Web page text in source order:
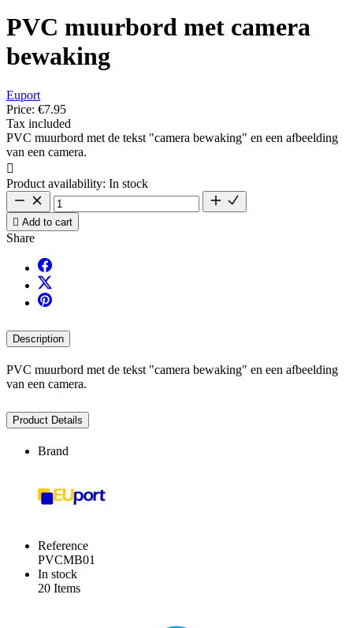
PVC muurbord met camera
bewaking
Euport
Price: €7.95
Tax included
PVC muurbord met de tekst "camera bewaking" en een afbeelding
van een camera.

Product availability: In stock
 Add to cart
Share
Description
PVC muurbord met de tekst "camera bewaking" en een afbeelding
van een camera.
Product Details
Brand
Reference
PVCMB01
In stock
20 Items